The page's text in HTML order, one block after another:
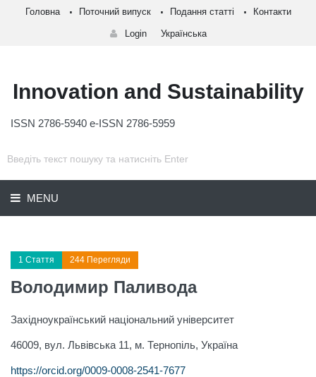
Головна Поточний випуск Подання статті Контакти
Login Українська
Innovation and Sustainability
ISSN 2786-5940 e-ISSN 2786-5959
MENU
1 Стаття 244 Перегляди
Володимир Паливода
Західноукраїнський національний університет
46009, вул. Львівська 11, м. Тернопіль, Україна
https://orcid.org/0009-0008-2541-7677